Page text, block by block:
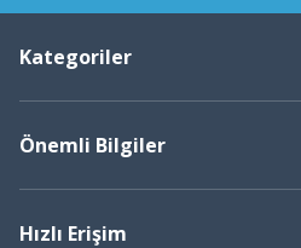
Kategoriler
Önemli Bilgiler
Hızlı Erişim